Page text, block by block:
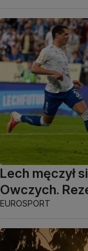
Lech męczył
Owczych.
EUROSPORT